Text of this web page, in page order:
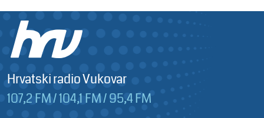
Hrvatski radio Vukovar
107,2 FM / 104,1 FM / 95,4 FM